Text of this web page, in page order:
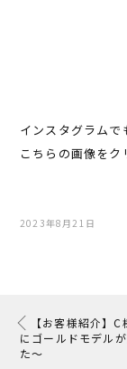
インスタグラムで
こちらの画像をク
2023年8月21日
【お客様紹介】
にゴールドモデル
た〜